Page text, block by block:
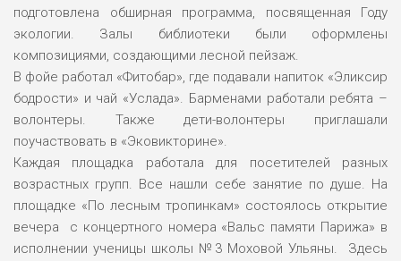
подготовлена обширная программа, посвященная Году
экологии. Залы библиотеки были оформлены
композициями, создающими лесной пейзаж.
В фойе работал «Фитобар», где подавали напиток «Эликсир
бодрости» и чай «Услада». Барменами работали ребята –
волонтеры. Также дети-волонтеры приглашали
поучаствовать в «Эковикторине».
Каждая площадка работала для посетителей разных
возрастных групп. Все нашли себе занятие по душе. На
площадке «По лесным тропинкам» состоялось открытие
вечера с концертного номера «Вальс памяти Парижа» в
исполнении ученицы школы №3 Моховой Ульяны. Здесь